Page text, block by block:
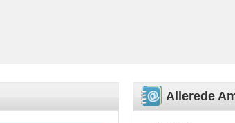
Allerede